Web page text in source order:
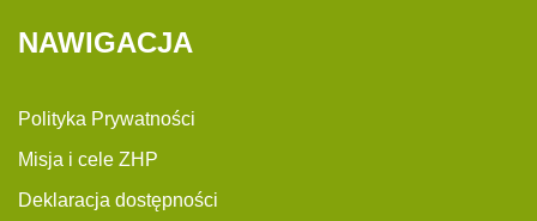
NAWIGACJA
Polityka Prywatności
Misja i cele ZHP
Deklaracja dostępności